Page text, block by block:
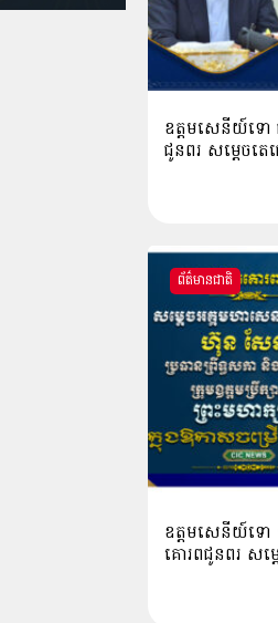
ឧត្តមសេនីយ៍ទោ
ជូនពរ សម្ដេច
ព័ត៌មានជាតិ
ឧត្ដមសេនីយ៍ទ
គោរពជូនពរ សម្